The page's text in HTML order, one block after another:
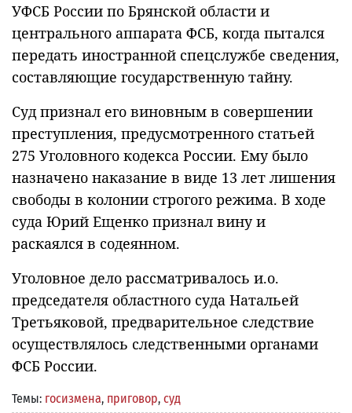
УФСБ России по Брянской области и
центрального аппарата ФСБ, когда пытался
передать иностранной спецслужбе сведения,
составляющие государственную тайну.
Суд признал его виновным в совершении
преступления, предусмотренного статьей
275 Уголовного кодекса России. Ему было
назначено наказание в виде 13 лет лишения
свободы в колонии строгого режима. В ходе
суда Юрий Ещенко признал вину и
раскаялся в содеянном.
Уголовное дело рассматривалось и.о.
председателя областного суда Натальей
Третьяковой, предварительное следствие
осуществлялось следственными органами
ФСБ России.
Темы: госизмена, приговор, суд